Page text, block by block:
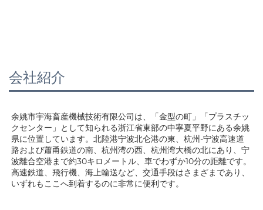
会社紹介
余姚市宇海畜産機械技術有限公司は、「金型の町」「プラスチッ
クセンター」として知られる浙江省東部の中寧夏平野にある余姚
県に位置しています。北陸港宁波北仑港の東、杭州-宁波高速道
路および蕭甬鉄道の南、杭州湾の西、杭州湾大橋の北にあり、宁
波離合空港まで約30キロメートル、車でわずか10分の距離です。
高速鉄道、飛行機、海上輸送など、交通手段はさまざまであり、
いずれもここへ到着するのに非常に便利です。